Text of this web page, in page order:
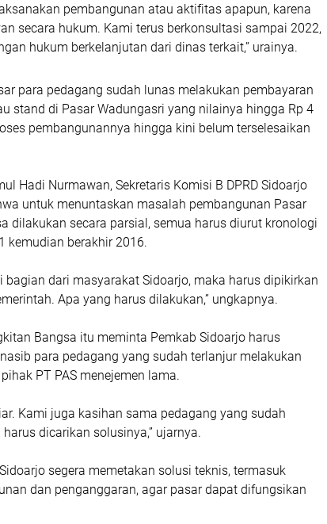
pembangunan atau aktifitas apapun, karena
secara hukum. Kami terus berkonsultasi sampai 2022,
hukum berkelanjutan dari dinas terkait,” urainya.
para pedagang sudah lunas melakukan pembayaran
stand di Pasar Wadungasri yang nilainya hingga Rp 4
pembangunannya hingga kini belum terselesaikan
Hadi Nurmawan, Sekretaris Komisi B DPRD Sidoarjo
untuk menuntaskan masalah pembangunan Pasar
dilakukan secara parsial, semua harus diurut kronologi
kemudian berakhir 2016.
bagian dari masyarakat Sidoarjo, maka harus dipikirkan
Apa yang harus dilakukan,” ungkapnya.
Bangsa itu meminta Pemkab Sidoarjo harus
para pedagang yang sudah terlanjur melakukan
PT PAS menejemen lama.
Kami juga kasihan sama pedagang yang sudah
dicarikan solusinya,” ujarnya.
segera memetakan solusi teknis, termasuk
dan penganggaran, agar pasar dapat difungsikan